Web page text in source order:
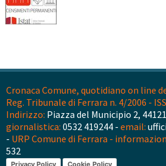
Cronaca Comune, quotidiano on line
Reg. Tribunale di Ferrara n. 4/2006 -
Indirizzo: Piazza del Municipio 2,
giornalistica: 0532 419244 - email:
- URP Comune di Ferrara -
532
Privacy Policy Cookie Policy